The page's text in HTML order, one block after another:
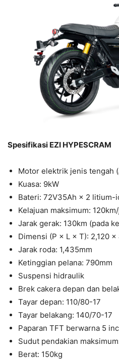
Spesifikasi EZI HYPESCRAM
Motor elektrik jenis tengah (
Kuasa: 9kW
Bateri: 72V35Ah × 2 litium-
Kelajuan maksimum:
Jarak gerak: 130km (pada
Dimensi (P × L × T): 2,120 ×
Jarak roda: 1,435mm
Ketinggian pelana: 790mm
Suspensi hidraulik
Brek cakera depan dan
Tayar depan: 110/80-17
Tayar belakang: 140/70-17
Paparan TFT berwarna 5
Sudut pendakian
Berat: 150kg